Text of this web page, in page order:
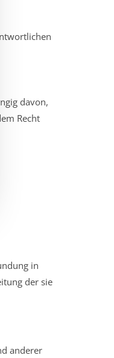
davon,
Recht
in
der sie
anderer